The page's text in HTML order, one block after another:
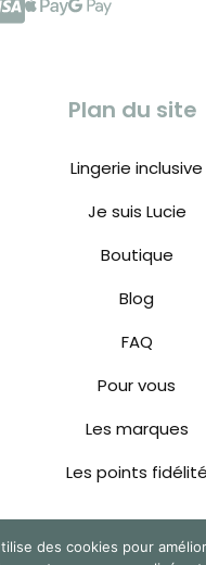
Plan du site
Lingerie inclusive
Je suis Lucie
Boutique
Blog
FAQ
Pour vous
Les marques
Les points fidélité
des cookies pour